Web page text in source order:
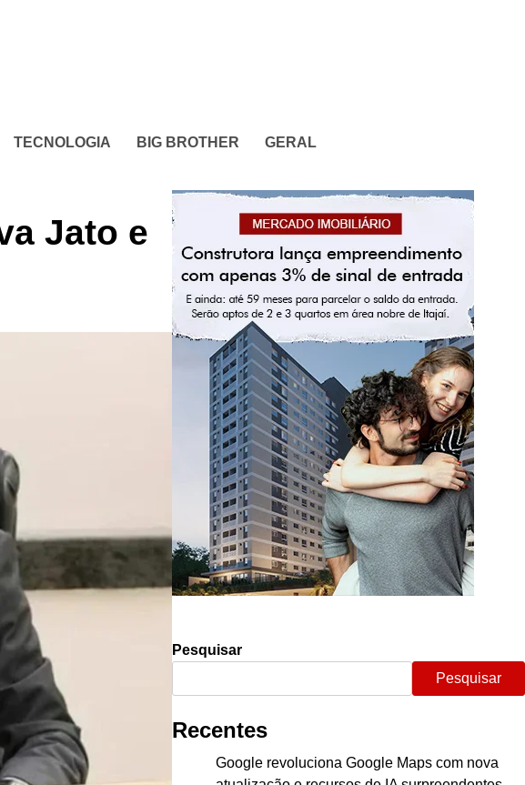
TECNOLOGIA BIG BROTHER GERAL
Jato e
Pesquisar
Pesquisar
Recentes
Google revoluciona Google Maps com nova